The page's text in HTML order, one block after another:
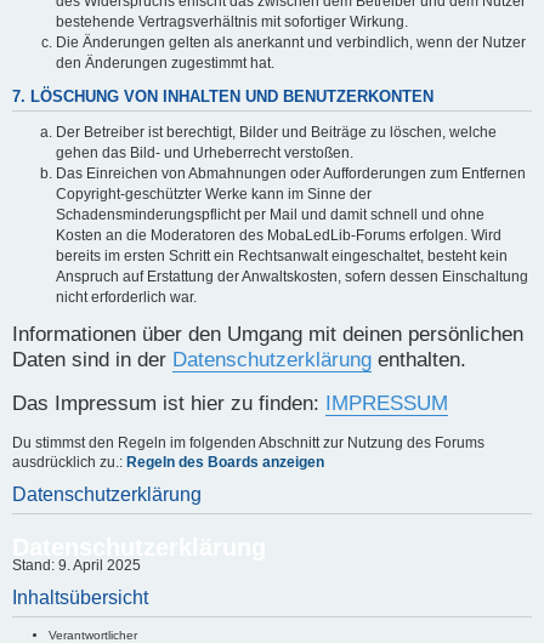
bestehende Vertragsverhältnis mit sofortiger Wirkung.
Die Änderungen gelten als anerkannt und verbindlich, wenn der Nutzer
den Änderungen zugestimmt hat.
7. LÖSCHUNG VON INHALTEN UND BENUTZERKONTEN
Der Betreiber ist berechtigt, Bilder und Beiträge zu löschen, welche
gehen das Bild- und Urheberrecht verstoßen.
Das Einreichen von Abmahnungen oder Aufforderungen zum Entfernen
Copyright-geschützter Werke kann im Sinne der
Schadensminderungspflicht per Mail und damit schnell und ohne
Kosten an die Moderatoren des MobaLedLib-Forums erfolgen. Wird
bereits im ersten Schritt ein Rechtsanwalt eingeschaltet, besteht kein
Anspruch auf Erstattung der Anwaltskosten, sofern dessen Einschaltung
nicht erforderlich war.
Informationen über den Umgang mit deinen persönlichen
Daten sind in der Datenschutzerklärung enthalten.
Das Impressum ist hier zu finden: IMPRESSUM
Du stimmst den Regeln im folgenden Abschnitt zur Nutzung des Forums
ausdrücklich zu.: Regeln des Boards anzeigen
Datenschutzerklärung
Stand: 9. April 2025
Inhaltsübersicht
Verantwortlicher